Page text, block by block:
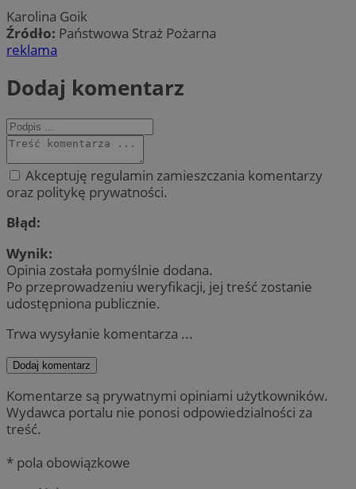
Karolina Goik
Źródło: Państwowa Straż Pożarna
reklama
Dodaj komentarz
Akceptuję regulamin zamieszczania komentarzy
oraz politykę prywatności.
Błąd:
Wynik:
Opinia została pomyślnie dodana.
Po przeprowadzeniu weryfikacji, jej treść zostanie
udostępniona publicznie.
Trwa wysyłanie komentarza ...
Dodaj komentarz
Komentarze są prywatnymi opiniami użytkowników.
Wydawca portalu nie ponosi odpowiedzialności za
treść.
* pola obowiązkowe